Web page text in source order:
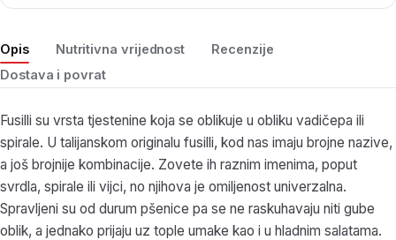
Opis Nutritivna vrijednost
Recenzije
Dostava i povrat
Fusilli su vrsta tjestenine koja se oblikuje u obliku vadičepa ili
spirale. U talijanskom originalu fusilli, kod nas imaju brojne nazive,
a još brojnije kombinacije. Zovete ih raznim imenima, poput
svrdla, spirale ili vijci, no njihova je omiljenost univerzalna.
Spravljeni su od durum pšenice pa se ne raskuhavaju niti gube
oblik, a jednako prijaju uz tople umake kao i u hladnim salatama.